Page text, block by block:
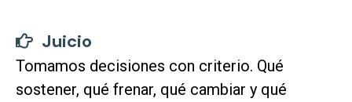
Juicio
Tomamos decisiones con criterio. Qué
sostener, qué frenar, qué cambiar y qué